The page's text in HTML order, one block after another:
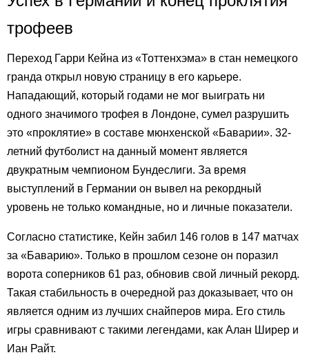
трофеев
Переход Гарри Кейна из «Тоттенхэма» в стан немецкого
гранда открыл новую страницу в его карьере.
Нападающий, который годами не мог выиграть ни
одного значимого трофея в Лондоне, сумел разрушить
это «проклятие» в составе мюнхенской «Баварии». 32-
летний футболист на данный момент является
двукратным чемпионом Бундеслиги. За время
выступлений в Германии он вывел на рекордный
уровень не только командные, но и личные показатели.
Согласно статистике, Кейн забил 146 голов в 147 матчах
за «Баварию». Только в прошлом сезоне он поразил
ворота соперников 61 раз, обновив свой личный рекорд.
Такая стабильность в очередной раз доказывает, что он
является одним из лучших снайперов мира. Его стиль
игры сравнивают с такими легендами, как Алан Ширер и
Иан Райт.